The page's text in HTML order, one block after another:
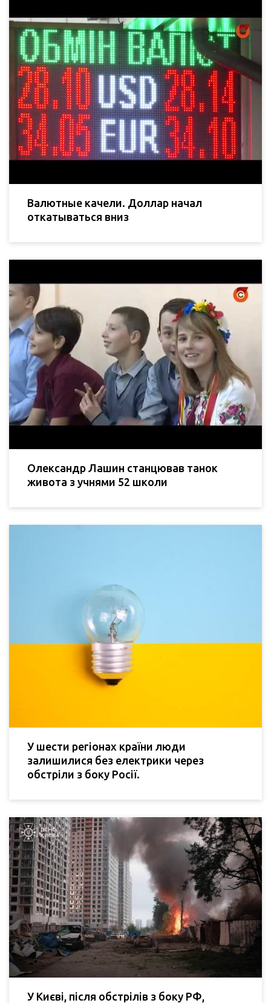
Валютные качели. Доллар начал
откатываться вниз
Олександр Лашин станцював танок
живота з учнями 52 школи
У шести регіонах країни люди
залишилися без електрики через
обстріли з боку Росії.
У Києві, після обстрілів з боку РФ,